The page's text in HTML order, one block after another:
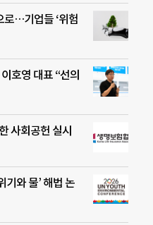
로…기업들 ‘위험
호영 대표 “선의
사회공헌 실시
기와 물’ 해법 논